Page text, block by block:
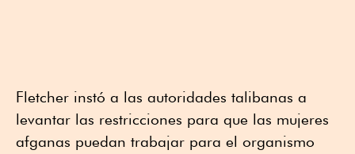
Fletcher instó a las autoridades talibanas a
levantar las restricciones para que las mujeres
afganas puedan trabajar para el organismo